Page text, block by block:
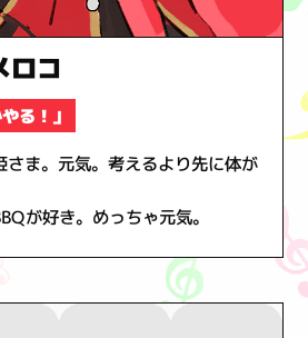
ロコ
る！」
さま。元気。考えるより先に体が
が好き。めっちゃ元気。